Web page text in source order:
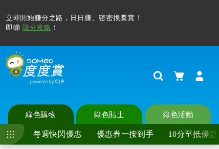
立即開始賺分之路，日日賺、密密換獎賞！
即睇 賺分攻略 ！
Search購物車
綠色購物
每週快閃優惠 優惠券一按到手 10分至抵優惠
綠色貼士 綠色活動